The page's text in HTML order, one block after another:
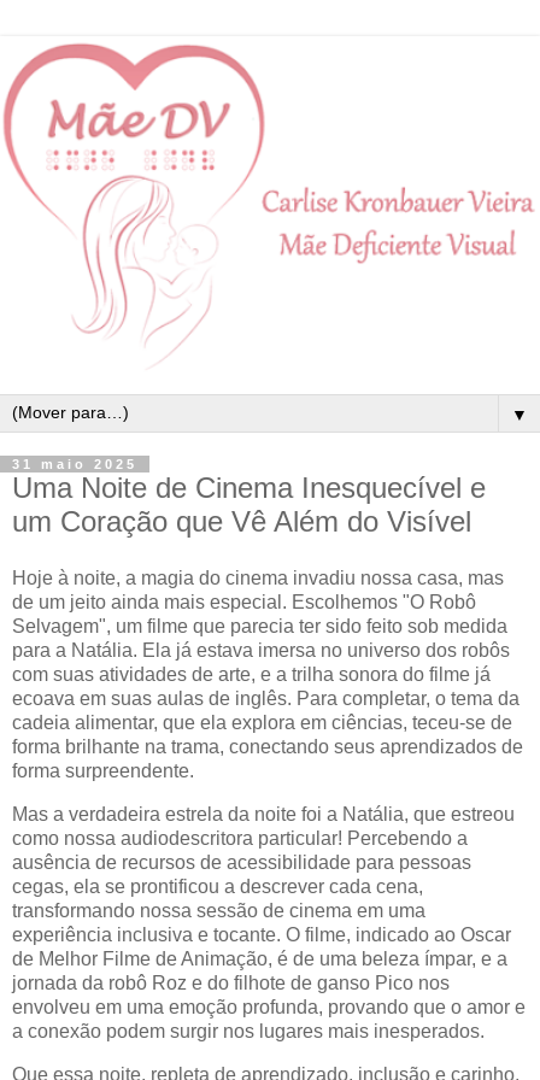
▼
31 maio 2025
Uma Noite de Cinema Inesquecível e
um Coração que Vê Além do Visível
Hoje à noite, a magia do cinema invadiu nossa casa, mas
de um jeito ainda mais especial. Escolhemos "O Robô
Selvagem", um filme que parecia ter sido feito sob medida
para a Natália. Ela já estava imersa no universo dos robôs
com suas atividades de arte, e a trilha sonora do filme já
ecoava em suas aulas de inglês. Para completar, o tema da
cadeia alimentar, que ela explora em ciências, teceu-se de
forma brilhante na trama, conectando seus aprendizados de
forma surpreendente.
Mas a verdadeira estrela da noite foi a Natália, que estreou
como nossa audiodescritora particular! Percebendo a
ausência de recursos de acessibilidade para pessoas
cegas, ela se prontificou a descrever cada cena,
transformando nossa sessão de cinema em uma
experiência inclusiva e tocante. O filme, indicado ao Oscar
de Melhor Filme de Animação, é de uma beleza ímpar, e a
jornada da robô Roz e do filhote de ganso Pico nos
envolveu em uma emoção profunda, provando que o amor e
a conexão podem surgir nos lugares mais inesperados.
Que essa noite, repleta de aprendizado, inclusão e carinho,